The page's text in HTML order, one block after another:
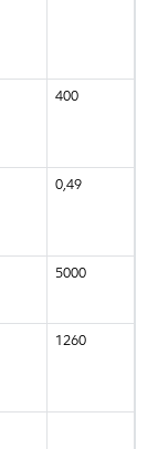
400
0,49
5000
1260